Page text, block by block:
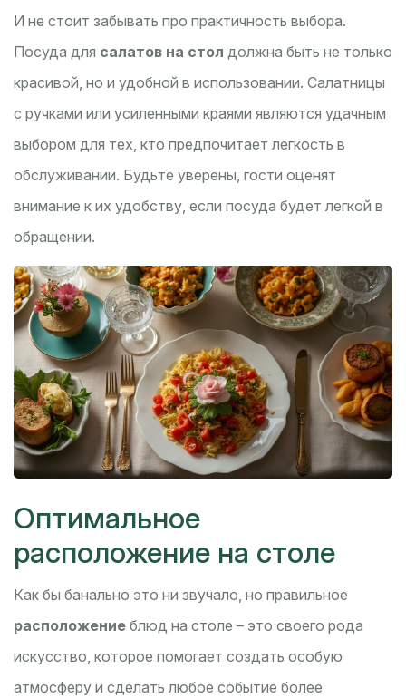
И не стоит забывать про практичность выбора.
Посуда для салатов на стол должна быть не только
красивой, но и удобной в использовании. Салатницы
с ручками или усиленными краями являются удачным
выбором для тех, кто предпочитает легкость в
обслуживании. Будьте уверены, гости оценят
внимание к их удобству, если посуда будет легкой в
обращении.
Оптимальное
расположение на столе
Как бы банально это ни звучало, но правильное
расположение блюд на столе – это своего рода
искусство, которое помогает создать особую
атмосферу и сделать любое событие более